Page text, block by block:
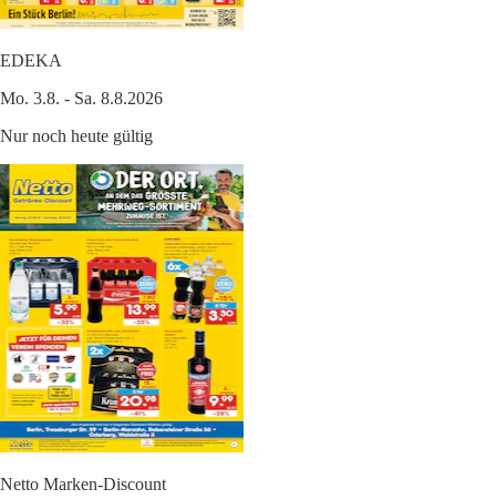
EDEKA
Mo. 3.8. - Sa. 8.8.2026
Nur noch heute gültig
Netto Marken-Discount